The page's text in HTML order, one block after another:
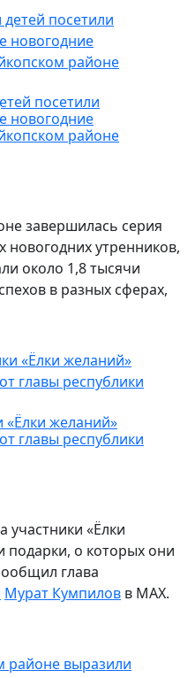
посетили
новогодние
районе
завершилась серия
новогодних утренников,
около 1,8 тысячи
в разных сферах,
«Ёлки желаний»
главы республики
участники «Ёлки
подарки, о которых они
глава
Мурат Кумпилов в МАХ.